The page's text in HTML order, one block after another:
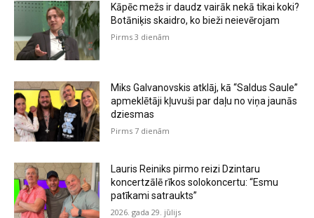
Kāpēc mežs ir daudz vairāk nekā tikai koki?
Botāniķis skaidro, ko bieži neievērojam
Pirms 3 dienām
Miks Galvanovskis atklāj, kā “Saldus Saule”
apmeklētāji kļuvuši par daļu no viņa jaunās
dziesmas
Pirms 7 dienām
Lauris Reiniks pirmo reizi Dzintaru
koncertzālē rīkos solokoncertu: “Esmu
patīkami satraukts”
2026. gada 29. jūlijs